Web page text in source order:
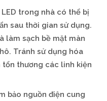
trong nhà có thể bị
sau thời gian sử dụng.
làm sạch bề mặt màn
Tránh sử dụng hóa
thương các linh kiện
bảo nguồn điện cung